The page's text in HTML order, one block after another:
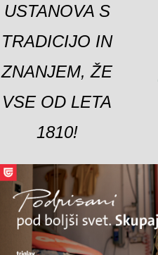
USTANOVA S
TRADICIJO IN
ZNANJEM, ŽE
VSE OD LETA
1810!